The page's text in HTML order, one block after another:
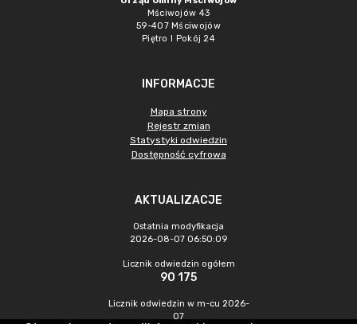
Mściwojów 43
59-407 Mściwojów
Piętro I Pokój 24
INFORMACJE
Mapa strony
Rejestr zmian
Statystyki odwiedzin
Dostępność cyfrowa
AKTUALIZACJE
Ostatnia modyfikacja
2026-08-07 06:50:09
Licznik odwiedzin ogółem
90 175
Licznik odwiedzin w m-cu 2026-
07